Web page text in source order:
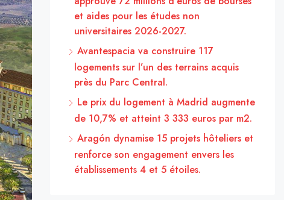
et aides pour les études non
universitaires 2026-2027.
Avantespacia va construire 117
logements sur l’un des terrains acquis
près du Parc Central.
Le prix du logement à Madrid augmente
de 10,7% et atteint 3 333 euros par m2.
Aragón dynamise 15 projets hôteliers et
renforce son engagement envers les
établissements 4 et 5 étoiles.